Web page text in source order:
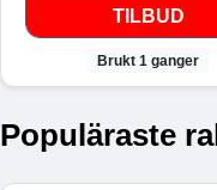
TILBUD
Brukt 1 ganger
Populäraste